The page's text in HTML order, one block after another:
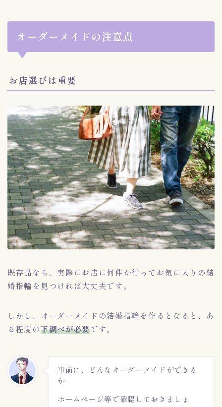
Follow Me
オーダーメイドの注意点
お店選びは重要
既存品なら、実際にお店に何件か行ってお気に入りの結
婚指輪を見つければ大丈夫です。
しかし、オーダーメイドの結婚指輪を作るとなると、あ
る程度の下調べが必要です。
事前に、どんなオーダーメイドができる
か
ホームページ等で確認しておきましょ